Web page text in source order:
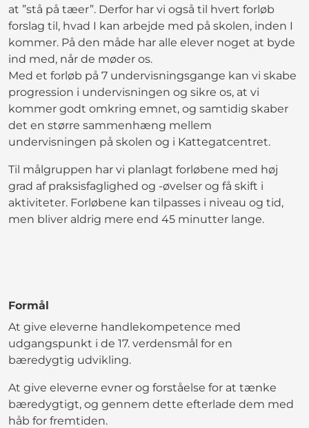
at ”stå på tæer”. Derfor har vi også til hvert forløb
forslag til, hvad I kan arbejde med på skolen, inden I
kommer. På den måde har alle elever noget at byde
ind med, når de møder os.
Med et forløb på 7 undervisningsgange kan vi skabe
progression i undervisningen og sikre os, at vi
kommer godt omkring emnet, og samtidig skaber
det en større sammenhæng mellem
undervisningen på skolen og i Kattegatcentret.
Til målgruppen har vi planlagt forløbene med høj
grad af praksisfaglighed og -øvelser og få skift i
aktiviteter. Forløbene kan tilpasses i niveau og tid,
men bliver aldrig mere end 45 minutter lange.
Formål
At give eleverne handlekompetence med
udgangspunkt i de 17. verdensmål for en
bæredygtig udvikling.
At give eleverne evner og forståelse for at tænke
bæredygtigt, og gennem dette efterlade dem med
håb for fremtiden.